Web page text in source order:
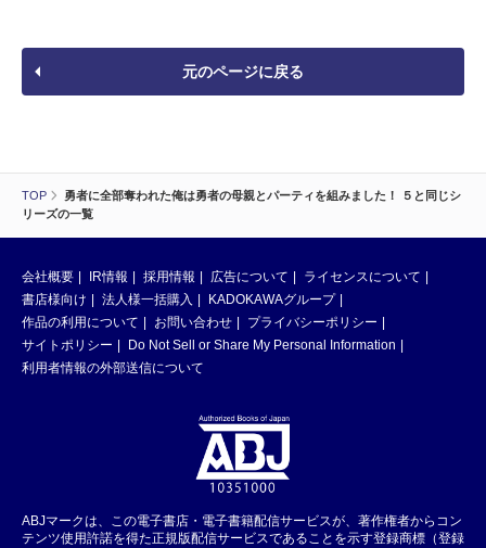
TOP
勇者に全部奪われた俺は勇者の母親とパーティを組みました！ ５と同じシ
リーズの一覧
元のページに戻る
会社概要 IR情報 採用情報 広告について
ライセンスについて
書店様向け
法人様一括購入
KADOKAWAグループ
作品の利用について
お問い合わせ
プライバシーポリシー
サイトポリシー
Do Not Sell or Share My Personal Information
利用者情報の外部送信について
ABJマークは、この電子書店・電子書籍配信サービスが、著作権者からコン
テンツ使用許諾を得た正規版配信サービスであることを示す登録商標（登録